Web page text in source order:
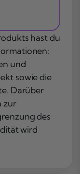
hast du
und
sowie die
Darüber
zur
des
wird